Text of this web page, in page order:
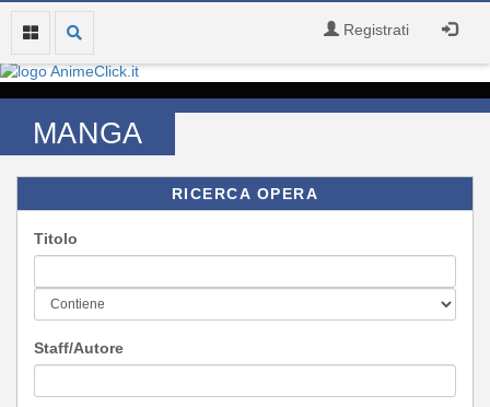
Registrati
MANGA
RICERCA OPERA
Titolo
Staff/Autore